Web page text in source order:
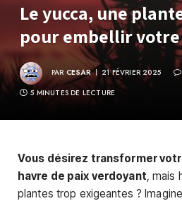
Le yucca, une
pour embellir
PAR CESAR 21 FÉVRIER 2025
5 MINUTES DE LECTURE
Vous désirez transformer
havre de paix verdoyant, mais
plantes trop exigeantes ?